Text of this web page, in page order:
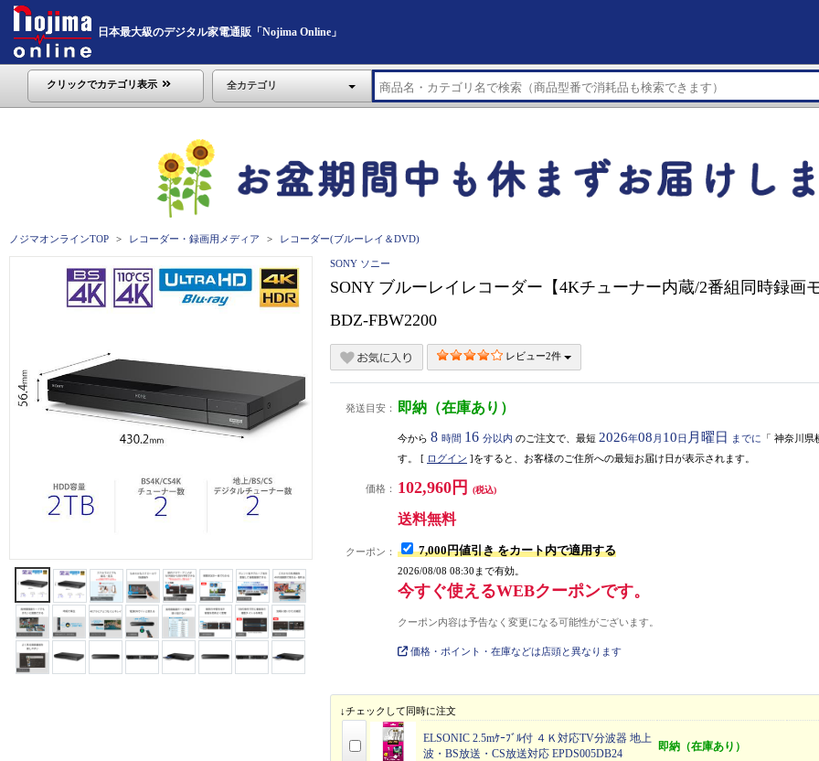
日本最大級のデジタル家電通販「Nojima Online」
クリックでカテゴリ表示 全カテゴリ
ノジマオンラインTOP レコーダー・録画用メディア レコーダー(ブルーレイ＆DVD)
SONY ソニー
SONY ブルーレイレコーダー【4Kチューナー内蔵/2番組同時録画
BDZ-FBW2200
レビュー2件
発送目安： 即納（在庫あり）
今から 8 時間 16 分以内 のご注文で、最短 2026年08 月 10日 月曜日 までに 「 神奈川県
す。 [ ログイン ]をすると、お客様のご住所への最短お届け日が表示されます。
価格： 102,960円 (税込)
送料無料
クーポン： 7,000円値引きをカート内で適用する
2026/08/08 08:30まで有効。
今すぐ使えるWEBクーポンです。
クーポン内容は予告なく変更になる可能性がございます。
価格・ポイント・在庫などは店頭と異なります
↓チェックして同時に注文
ELSONIC 2.5mｹｰﾌﾞﾙ付 ４Ｋ対応TV分波器 地上
波・BS放送・CS放送対応 EPDS005DB24
即納（在庫あり）